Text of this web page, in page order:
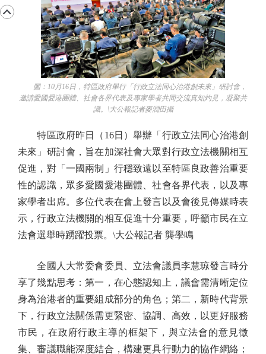
圖：10月16日，特區政府舉行「行政立法同心治港創未來」研討會，
邀請愛國愛港團體、社會各界代表及專家學者共同交流真知灼見，凝聚共
識。\大公報記者麥潤田攝
特區政府昨日（16日）舉辦「行政立法同心治港創
未來」研討會，旨在加深社會大眾對行政立法機關相互
促進，對「一國兩制」行穩致遠以至特區良政善治重要
性的認識，眾多愛國愛港團體、社會各界代表，以及專
家學者出席。多位代表在會上發言以及會後見傳媒時表
示，行政立法機關的相互促進十分重要，呼籲市民在立
法會選舉時踴躍投票。\大公報記者 龔學鳴
全國人大常委會委員、立法會議員李慧琼發言時分
享了幾點思考：第一，在心態認知上，議會需清晰定位
身為治港者的重要組成部分的角色；第二，新時代背景
下，行政立法關係需更緊密、協調、高效，以更好服務
市民，在政府行政主導的框架下，與立法會的意見徵
集、審議職能深度結合，構建更具行動力的協作網絡；